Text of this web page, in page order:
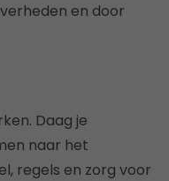
en door
Daag je
naar het
regels en zorg voor